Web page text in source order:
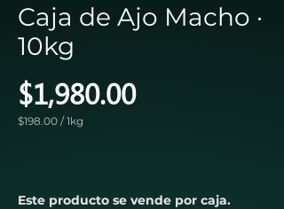
Caja de Ajo Macho ·
10kg
$1,980.00Precio
$198.00 /1kg
Este producto se vende por caja.